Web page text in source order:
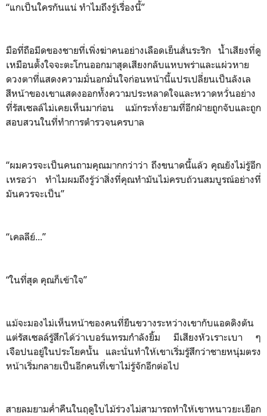
“แกเป็นใครกันแน่ ทำไมถึงรู้เรื่องนี้”
มือที่ถือมีดของชายที่เพิ่งฆ่าคนอย่างเลือดเย็นสั่นระริก น้ำเสียงที่ดู
เหมือนตั้งใจจะตะโกนออกมาสุดเสียงกลับแหบพร่าและแผ่วหาย
ดวงตาที่แสดงความมั่นอกมั่นใจก่อนหน้านี้แปรเปลี่ยนเป็นลังเล
สีหน้าของเขาแสดงออกทั้งความประหลาดใจและหวาดหวั่นอย่าง
ที่รัสเซลล์ไม่เคยเห็นมาก่อน แม้กระทั่งยามที่อีกฝ่ายถูกจับและถูก
สอบสวนในที่ทำการตำรวจนครบาล
“ผมควรจะเป็นคนถามคุณมากกว่าว่า ถึงขนาดนี้แล้ว คุณยังไม่รู้อีก
เหรอว่า ทำไมผมถึงรู้ว่าสิ่งที่คุณทำมันไม่ครบถ้วนสมบูรณ์อย่างที่
มันควรจะเป็น”
“เคลลีย์...”
“ในที่สุด คุณก็เข้าใจ”
แม้จะมองไม่เห็นหน้าของคนที่ยืนขวางระหว่างเขากับแอดดิงตัน
แต่รัสเซลล์รู้สึกได้ว่าเบอร์แทรมกำลังยิ้ม มีเสียงหัวเราะเบา ๆ
เจือปนอยู่ในประโยคนั้น และนั่นทำให้เขาเริ่มรู้สึกว่าชายหนุ่มตรง
หน้าเริ่มกลายเป็นอีกคนที่เขาไม่รู้จักอีกต่อไป
สายลมยามค่ำคืนในฤดูใบไม้ร่วงไม่สามารถทำให้เขาหนาวยะเยือก